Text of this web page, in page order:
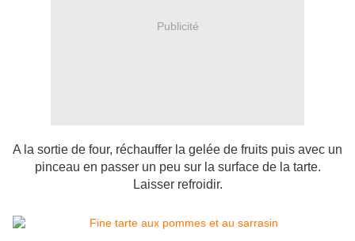
Publicité
A la sortie de four, réchauffer la gelée de fruits puis avec un
pinceau en passer un peu sur la surface de la tarte.
Laisser refroidir.